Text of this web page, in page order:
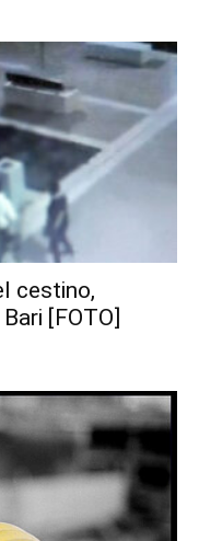
cestino,
[FOTO]